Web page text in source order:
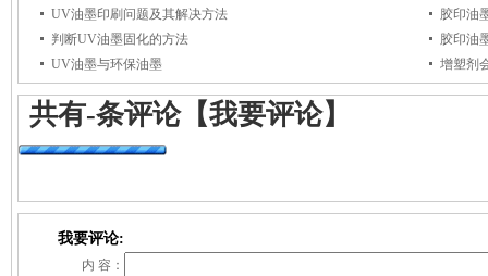
UV油墨印刷问题及其解决方法
胶印油
判断UV油墨固化的方法
胶印油
UV油墨与环保油墨
增塑剂
共有-条评论【我要评论】
我要评论:
内 容：